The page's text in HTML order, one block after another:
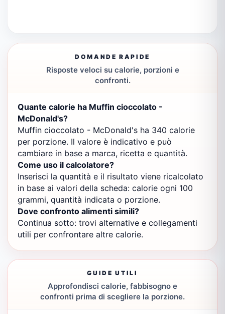
DOMANDE RAPIDE
Risposte veloci su calorie, porzioni e
confronti.
Quante calorie ha Muffin cioccolato -
McDonald's?
Muffin cioccolato - McDonald's ha 340 calorie
per porzione. Il valore è indicativo e può
cambiare in base a marca, ricetta e quantità.
Come uso il calcolatore?
Inserisci la quantità e il risultato viene ricalcolato
in base ai valori della scheda: calorie ogni 100
grammi, quantità indicata o porzione.
Dove confronto alimenti simili?
Continua sotto: trovi alternative e collegamenti
utili per confrontare altre calorie.
GUIDE UTILI
Approfondisci calorie, fabbisogno e
confronti prima di scegliere la porzione.